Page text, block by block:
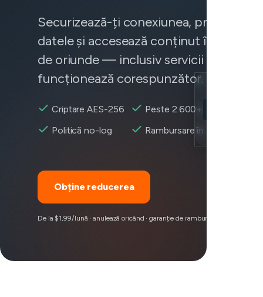
Securizează-ți conexiunea,
datele și accesează conținut în mod
de oriunde — inclusiv servicii care nu
funcționează corespunzător.
Criptare AES-256
Peste 2.600+ servere
Politică no-log
Rambursare în 30 zile
Obține reducerea
De la $1,99/lună · anulează oricând · garanție de rambursare 30 zile